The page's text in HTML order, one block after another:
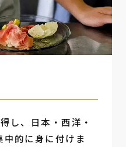
し、日本・西洋・
的に身に付けま